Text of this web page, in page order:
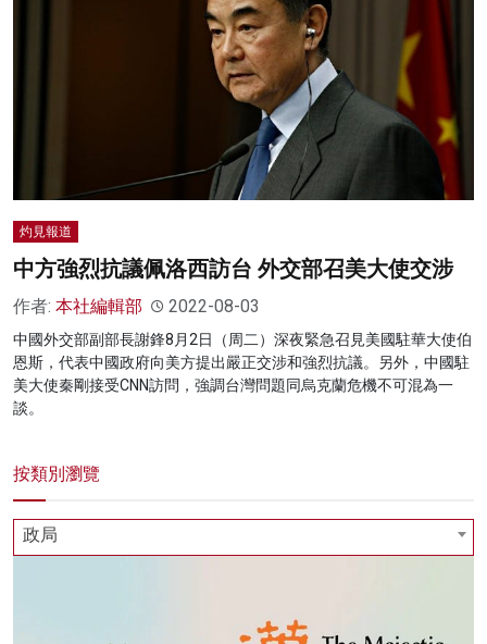
灼見報道
中方強烈抗議佩洛西訪台 外交部召美大使交涉
作者: 本社編輯部 2022-08-03
中國外交部副部長謝鋒8月2日（周二）深夜緊急召見美國駐華大使伯
恩斯，代表中國政府向美方提出嚴正交涉和強烈抗議。另外，中國駐
美大使秦剛接受CNN訪問，強調台灣問題同烏克蘭危機不可混為一
談。
按類別瀏覽
政局